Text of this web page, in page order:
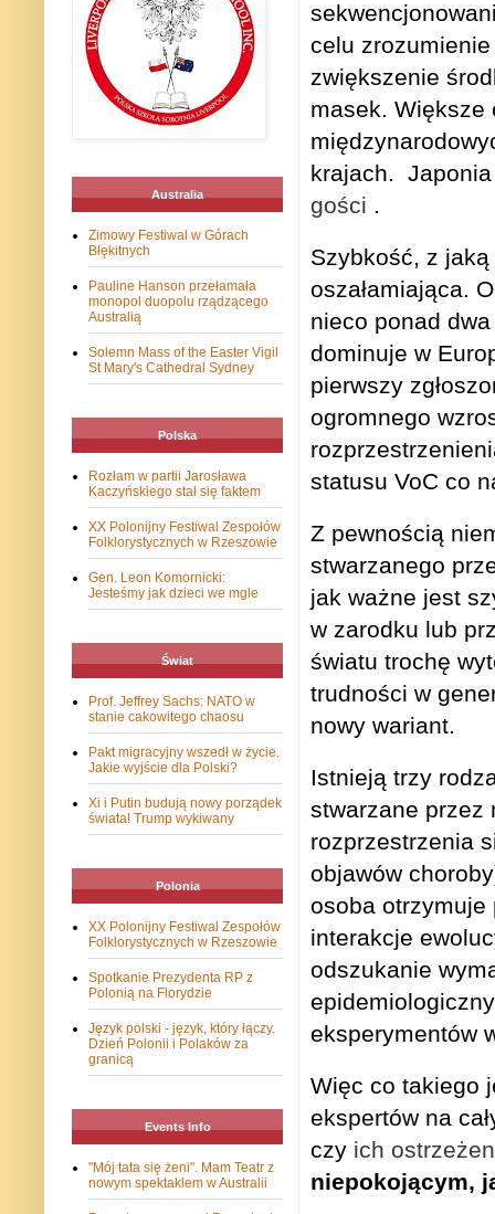
celu
zwiększenie
masek. Większe
krajach.
gości .
Szybkość, z
oszałamiająca.
nieco ponad
dominuje w
pierwszy
ogromnego
statusu VoC co
Z pewnością
stwarzanego
jak ważne jest
w zarodku lub
światu trochę
trudności w
nowy wariant.
Istnieją trzy
stwarzane przez
rozprzestrzenia
objawów
osoba
interakcje
odszukanie
eksperymentów
Więc co takiego
ekspertów na
czy ich
niepokojącym,
Australia
Zimowy Festiwal w Górach
Błękitnych
Pauline Hanson przełamała
monopol duopolu rządzącego
Australią
Solemn Mass of the Easter Vigil
St Mary's Cathedral Sydney
Polska
Rozłam w partii Jarosława
Kaczyńskiego stał się faktem
XX Polonijny Festiwal Zespołów
Folklorystycznych w Rzeszowie
Gen. Leon Komornicki:
Jesteśmy jak dzieci we mgle
Świat
Prof. Jeffrey Sachs: NATO w
stanie cakowitego chaosu
Pakt migracyjny wszedł w życie.
Jakie wyjście dla Polski?
Xi i Putin budują nowy porządek
świata! Trump wykiwany
Polonia
XX Polonijny Festiwal Zespołów
Folklorystycznych w Rzeszowie
Spotkanie Prezydenta RP z
Polonią na Florydzie
Język polski - język, który łączy.
Dzień Polonii i Polaków za
granicą
Events Info
"Mój tata się żeni". Mam Teatr z
nowym spektaklem w Australii